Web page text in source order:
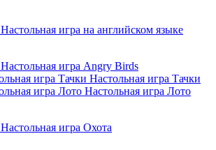
Настольная игра на английском языке
Настольная игра Angry Birds
Настольная игра Тачки
Настольная игра Лото
Настольная игра Охота